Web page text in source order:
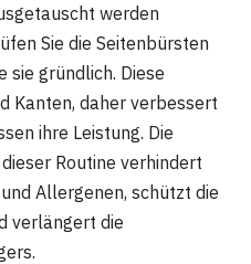
werden
Sie die Seitenbürsten
sie gründlich. Diese
Kanten, daher verbessert
ihre Leistung. Die
Routine verhindert
Allergenen, schützt die
verlängert die